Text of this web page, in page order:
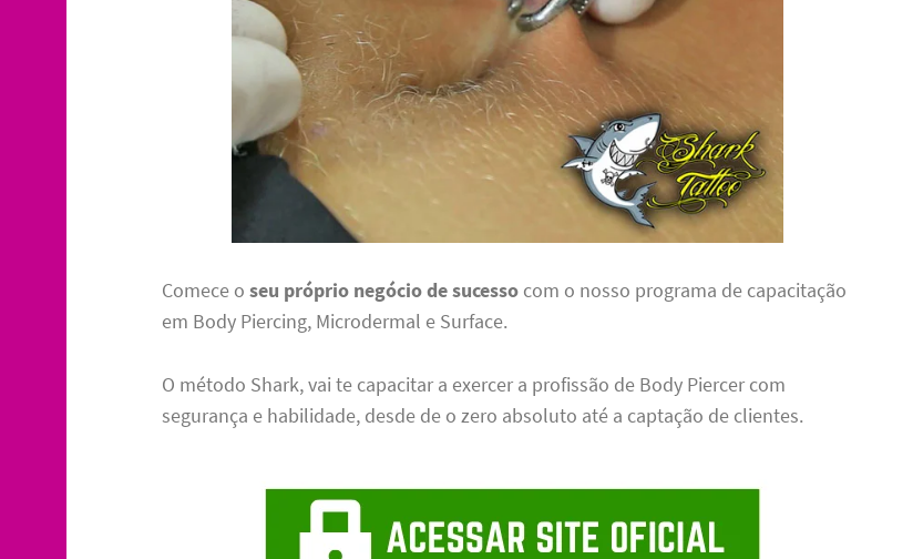
Comece oseu próprio negócio de sucesso com o nosso programa de capacitação
em Body Piercing, Microdermal e Surface.
O método Shark, vai te capacitar a exercer a profissão de Body Piercer com
segurança e habilidade, desde de o zero absoluto até a captação de clientes.